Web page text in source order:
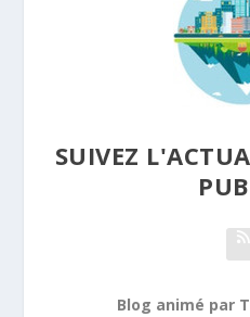
SUIVEZ
Blog animé par